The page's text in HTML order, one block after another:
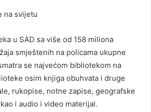
na svijetu
u SAD sa više od 158 miliona
smještenih na policama ukupne
se najvećom bibliotekom na
osim knjiga obuhvata i druge
rukopise, notne zapise, geografske
i audio i video materijal.